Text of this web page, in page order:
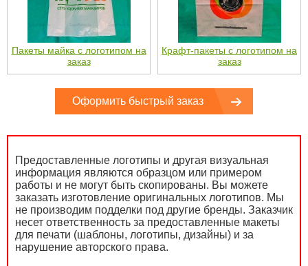
Пакеты майка с логотипом на
заказ
Крафт-пакеты с логотипом на
заказ
Оформить быстрый заказ
Предоставленные логотипы и другая визуальная
информация являются образцом или примером
работы и не могут быть скопированы. Вы можете
заказать изготовление оригинальных логотипов. Мы
не производим подделки под другие бренды. Заказчик
несет ответственность за предоставленные макеты
для печати (шаблоны, логотипы, дизайны) и за
нарушение авторского права.